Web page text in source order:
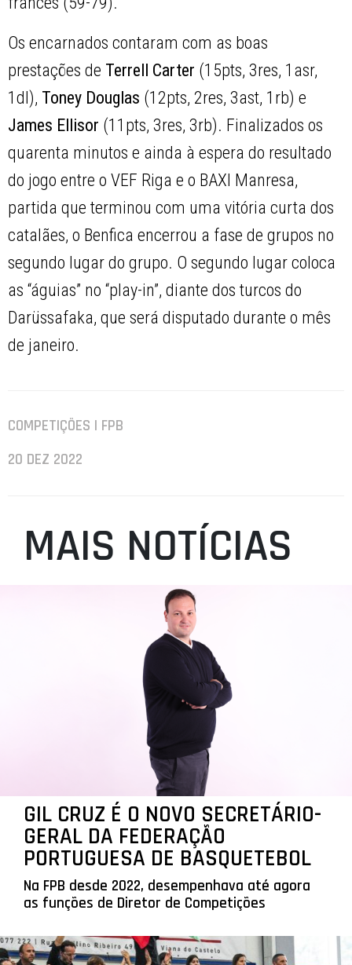
Os encarnados contaram com as boas
prestações de Terrell Carter (15pts, 3res, 1asr,
1dl), Toney Douglas (12pts, 2res, 3ast, 1rb) e
James Ellisor (11pts, 3res, 3rb). Finalizados os
quarenta minutos e ainda à espera do resultado
do jogo entre o VEF Riga e o BAXI Manresa,
partida que terminou com uma vitória curta dos
catalães, o Benfica encerrou a fase de grupos no
segundo lugar do grupo. O segundo lugar coloca
as “águias” no “play-in”, diante dos turcos do
Darüssafaka, que será disputado durante o mês
de janeiro.
COMPETIÇÕES | FPB
20 DEZ 2022
MAIS NOTÍCIAS
GIL CRUZ É O NOVO SECRETÁRIO-
GERAL DA FEDERAÇÃO
PORTUGUESA DE BASQUETEBOL
Na FPB desde 2022, desempenhava até agora
as funções de Diretor de Competições